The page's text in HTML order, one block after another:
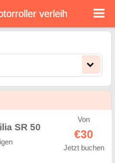
in Nessebar. motorroller mieten in Nessebar. Unsere
Honda, Yamaha, Suzuki, Aprilia, Piaggio. Einfache Online-
verleih
SR 50
Von
€30
Jetzt buchen